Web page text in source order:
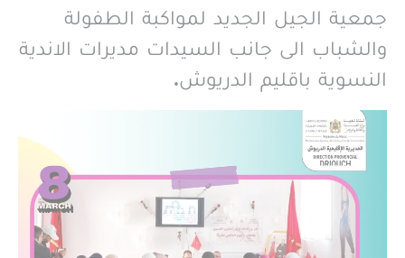
جمعية الجيل الجديد لمواكبة الطفولة
والشباب الى جانب السيدات مديرات الاندية
النسوية باقليم الدريوش.